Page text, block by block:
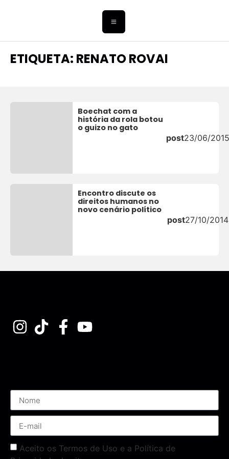
ETIQUETA: RENATO ROVAI
Boechat com a
história da rola botou
o guizo no gato
post23/06/
Encontro discute os
direitos humanos no
novo cenário político
post27/10/2014
Aceito os Termos de Uso e a Política de